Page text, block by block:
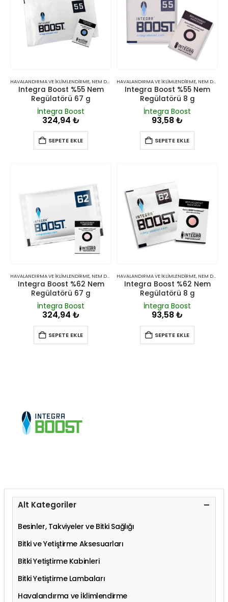
HAVALANDIRMA VE İKLIMLENDIRME, NEM DÜZENLEYICILER
Integra Boost %55 Nem
Regülatörü 67 g
İntegra Boost
324,94 ₺
SEPETE EKLE
HAVALANDIRMA VE İKLIMLENDIRME, NEM DÜZENLEYICILER
Integra Boost %55 Nem
Regülatörü 8 g
İntegra Boost
93,58₺
SEPETE EKLE
HAVALANDIRMA VE İKLIMLENDIRME, NEM DÜZENLEYICILER
Integra Boost %62 Nem
Regülatörü 67 g
İntegra Boost
324,94 ₺
SEPETE EKLE
HAVALANDIRMA VE İKLIMLENDIRME, NEM DÜZENLEYICILER
Integra Boost %62 Nem
Regülatörü 8 g
İntegra Boost
93,58₺
SEPETE EKLE
Alt Kategoriler
Besinler, Takviyeler ve Bitki Sağlığı
Bitki ve Yetiştirme Aksesuarları
Bitki Yetiştirme Kabinleri
Bitki Yetiştirme Lambaları
Havalandırma ve İklimlendirme